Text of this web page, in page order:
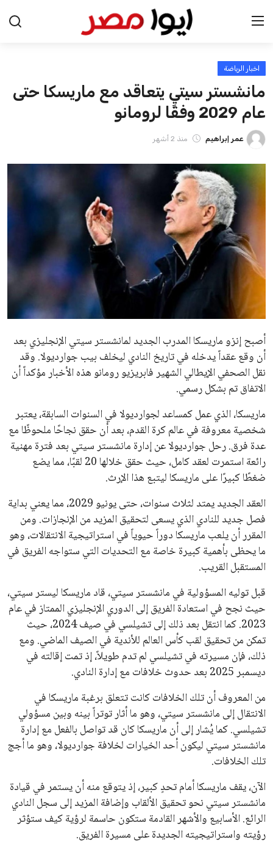
الرئيسية
اخبار مصر
عرب وعالم
اقتصاد
اخبار الرياضة
فن وثقافة
علوم وتكنولوجيا
المرأة والجمال
حوادث
محافظات
اخبار الرياضة
مانشستر سيتي يتعاقد مع ماريسكا حتى
عام 2029 وفقًا لرومانو
عمر إبراهيم منذ 2 أشهر
أصبح إنزو ماريسكا المدرب الجديد لمانشستر سيتي الإنجليزي بعد
أن وقع عقداً يدخله في تاريخ النادي ليخلف بيب جوارديولا. وقد
نقل الصحفي الإيطالي الشهير فابريزيو رومانو هذه الأخبار مؤكداً أن
الاتفاق تم بشكل رسمي.
ماريسكا، الذي عمل كمساعد لجوارديولا في السنوات السابقة، يعتبر
شخصية معروفة في عالم كرة القدم، بعد أن حقق نجاحًا ملحوظًا مع
عدة فرق. رحل جوارديولا عن إدارة مانشستر سيتي بعد فترة مهنية
رائعة استمرت لعقد كامل، حيث حقق خلالها 20 لقبًا، مما يضع
ضغطًا كبيرًا على ماريسكا ليتبع هذا الإرث.
العقد الجديد يمتد لثلاث سنوات، حتى يونيو 2029، مما يعني بداية
فصل جديد للنادي الذي يسعى لتحقيق المزيد من الإنجازات. ومن
المقرر أن يلعب ماريسكا دوراً حيوياً في استراتيجية الانتقالات، وهو
ما يحظى بأهمية كبيرة خاصة مع التحديات التي ستواجه الفريق في
المستقبل القريب.
قبل توليه المسؤولية في مانشستر سيتي، قاد ماريسكا ليستر سيتي،
حيث نجح في استعادة الفريق إلى الدوري الإنجليزي الممتاز في عام
2023. كما انتقل بعد ذلك إلى تشيلسي في صيف 2024، حيث
تمكن من تحقيق لقب كأس العالم للأندية في الصيف الماضي. ومع
ذلك، فإن مسيرته في تشيلسي لم تدم طويلاً، إذ تمت إقالته في
ديسمبر 2025 بعد حدوث خلافات مع إدارة النادي.
من المعروف أن تلك الخلافات كانت تتعلق برغبة ماريسكا في
الانتقال إلى مانشستر سيتي، وهو ما أثار توتراً بينه وبين مسؤولي
تشيلسي. كما يُشار إلى أن ماريسكا كان قد تواصل بالفعل مع إدارة
مانشستر سيتي ليكون أحد الخيارات لخلافة جوارديولا، وهو ما أجج
تلك الخلافات.
الآن، يقف ماريسكا أمام تحدٍ كبير، إذ يتوقع منه أن يستمر في قيادة
مانشستر سيتي نحو تحقيق الألقاب وإضافة المزيد إلى سجل النادي
الرائع. الأسابيع والأشهر القادمة ستكون حاسمة لرؤية كيف ستؤثر
رؤيته واستراتيجيته الجديدة على مسيرة الفريق.